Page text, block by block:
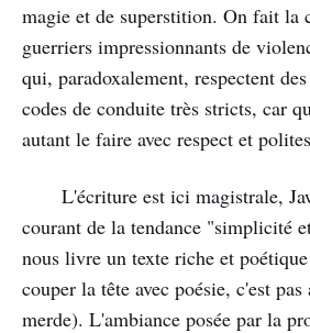
magie et de superstition. On fait la
guerriers impressionnants de
qui, paradoxalement, respectent
codes de conduite très stricts, car
autant le faire avec respect et
L'écriture est ici magistrale,
courant de la tendance "simplicité
nous livre un texte riche et
couper la tête avec poésie, c'est
merde). L'ambiance posée par la